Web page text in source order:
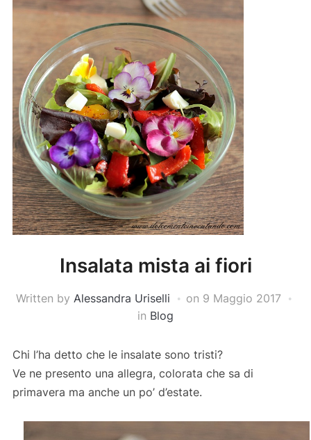
Insalata mista ai fiori
Written by Alessandra Uriselli on 9 Maggio 2017
in Blog
Chi l’ha detto che le insalate sono tristi?
Ve ne presento una allegra, colorata che sa di
primavera ma anche un po’ d’estate.